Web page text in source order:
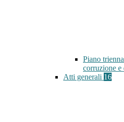
Piano
corruzione e
Atti generali 16